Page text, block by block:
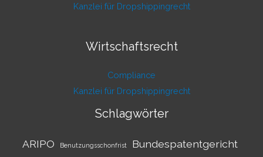
Kanzlei für Dropshippingrecht
Wirtschaftsrecht
Compliance
Kanzlei für Dropshippingrecht
Schlagwörter
ARIPO Benutzungsschonfrist Bundespatentgericht